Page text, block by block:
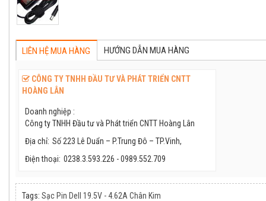
LIÊN HỆ MUA HÀNG HƯỚNG DẪN MUA HÀNG
CÔNG TY TNHH ĐẦU TƯ VÀ PHÁT TRIỂN CNTT
HOÀNG LÂN
Doanh nghiệp :
Công ty TNHH Đầu tư và Phát triển CNTT Hoàng Lân
Địa chỉ: Số 223 Lê Duẩn – P.Trung Đô – TP.Vinh,
Điện thoại: 0238.3.593.226 - 0989.552.709
Tags: Sạc Pin Dell 19.5V - 4.62A Chân Kim